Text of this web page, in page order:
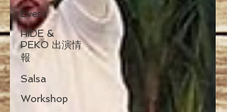
Event
HIDE &
PEKO 出演情
報
Salsa
Workshop